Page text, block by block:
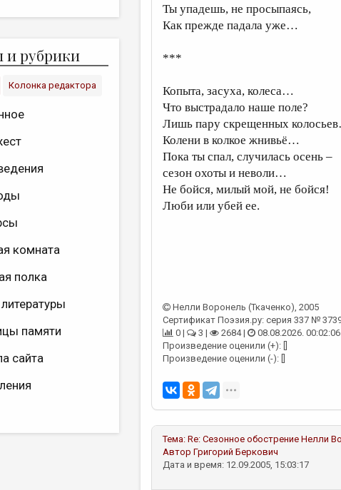
и рубрики
Колонка редактора
комната
полка
памяти
сайта
Ты упадешь, не просыпаясь,
Как прежде падала уже…
***
Копыта, засуха, колеса…
Что выстрадало наше поле?
Лишь пару скрещенных
Колени в колкое жнивьё…
Пока ты спал, случилась осень –
сезон охоты и неволи…
Не бойся, милый мой, не бойся!
Люби или убей ее.
Нелли Воронель (Ткаченко), 2005
Сертификат Поэзия.ру: серия 337 №
0 |
3 | 2684 |
08.08.2026. 00:02:06
Произведение оценили (+): []
Произведение оценили (-): []
Тема: Re: Сезонное обострение Нелли
Автор Григорий Беркович
Дата и время: 12.09.2005, 15:03:17